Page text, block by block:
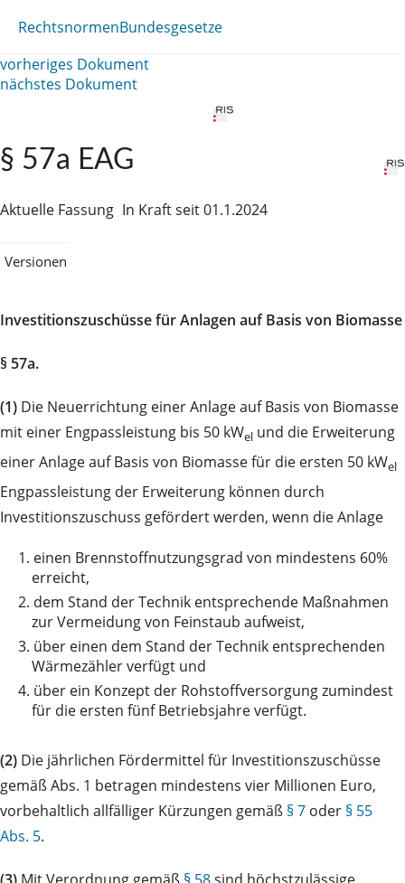
RechtsnormenBundesgesetze
vorheriges Dokument
nächstes Dokument
§ 57a EAG
Aktuelle Fassung In Kraft seit 01.1.2024
Versionen
Investitionszuschüsse für Anlagen auf Basis von Biomasse
§ 57a.
(1) Die Neuerrichtung einer Anlage auf Basis von Biomasse
mit einer Engpassleistung bis 50 kWel und die Erweiterung
einer Anlage auf Basis von Biomasse für die ersten 50 kWel
Engpassleistung der Erweiterung können durch
Investitionszuschuss gefördert werden, wenn die Anlage
1. einen Brennstoffnutzungsgrad von mindestens 60%
erreicht,
2. dem Stand der Technik entsprechende Maßnahmen
zur Vermeidung von Feinstaub aufweist,
3. über einen dem Stand der Technik entsprechenden
Wärmezähler verfügt und
4. über ein Konzept der Rohstoffversorgung zumindest
für die ersten fünf Betriebsjahre verfügt.
(2) Die jährlichen Fördermittel für Investitionszuschüsse
gemäß Abs. 1 betragen mindestens vier Millionen Euro,
vorbehaltlich allfälliger Kürzungen gemäß § 7 oder § 55
Abs. 5.